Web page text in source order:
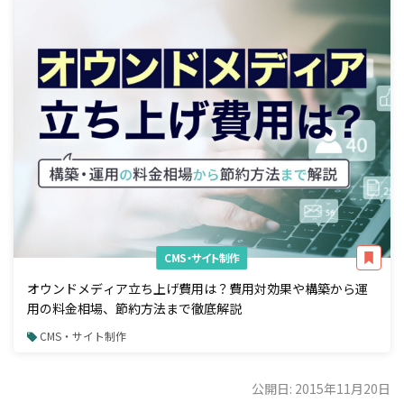
CMS・サイト制作
オウンドメディア立ち上げ費用は？費用対効果や構築から運
用の料金相場、節約方法まで徹底解説
CMS・サイト制作
公開日: 2015年11月20日